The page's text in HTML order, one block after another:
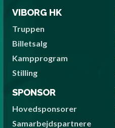
VIBORG HK
Truppen
Billetsalg
Kampprogram
Stilling
SPONSOR
Hovedsponsorer
Samarbejdspartnere